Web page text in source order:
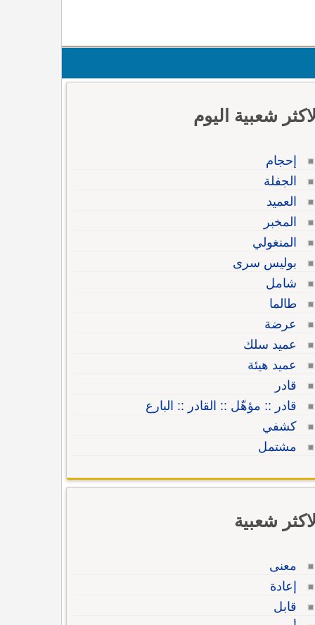
الاكثر شعبية اليوم
إحجام
الجفلة
العميد
المخبر
المنغولي
بوليس سرى
شامل
طالما
عرضة
عميد سلك
عميد هيئة
قادر
قادر :: مؤهّل :: القادر :: البارع
كشفي
مشتمل
الاكثر شعبية
معنى
إعادة
قابل